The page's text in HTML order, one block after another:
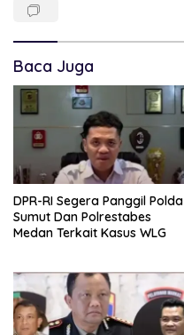
Baca Juga
DPR-RI Segera Panggil Polda
Sumut Dan Polrestabes
Medan Terkait Kasus WLG